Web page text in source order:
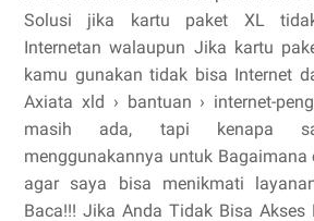
Solusi jika kartu paket XL
Internetan walaupun Jika kartu
kamu gunakan tidak bisa Internet
Axiata xld › bantuan › internet-
masih ada, tapi kenapa
menggunakannya untuk Bagaimana
agar saya bisa menikmati
Baca!!! Jika Anda Tidak Bisa Akses